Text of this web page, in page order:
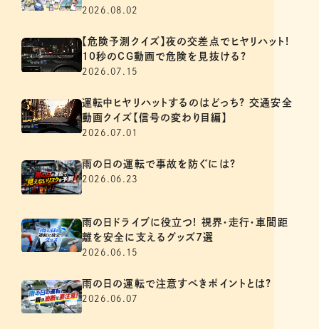
2026.08.02
【危険予測クイズ】夜の交差点でヒヤリハット!
10秒のCG動画で危険を見抜ける?
2026.07.15
運転中ヒヤリハットするのはどっち? 交通安全
動画クイズ【信号の変わり目編】
2026.07.01
雨の日の運転で事故を防ぐには?
2026.06.23
雨の日ドライブに役立つ! 視界・走行・車間距
離を安全に支えるグッズ7選
2026.06.15
雨の日の運転で注意すべきポイントとは?
2026.06.07